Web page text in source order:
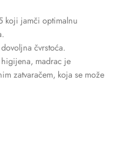
koji jamči optimalnu
čvrstoća.
madrac je
zatvaračem, koja se može